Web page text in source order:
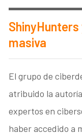
masiva
El grupo de
atribuido la
expertos en
haber accedido a